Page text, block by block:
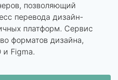
позволяющий
перевода дизайн-
платформ. Сервис
форматов дизайна,
и Figma.